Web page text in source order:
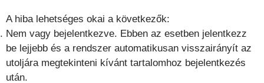
A hiba lehetséges okai a következők:
Nem vagy bejelentkezve. Ebben az esetben jelentkezz
be lejjebb és a rendszer automatikusan visszairányít az
utoljára megtekinteni kívánt tartalomhoz bejelentkezés
után.